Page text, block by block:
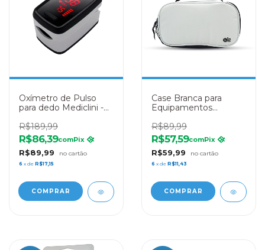
Oxímetro de Pulso
para dedo Mediclini -
R$189,99
R$89,99
R$86,39comPix
6 x de R$17,15
Case Branca para
Equipamentos
R$89,99
R$59,99
R$57,59comPix
6 x de R$11,43